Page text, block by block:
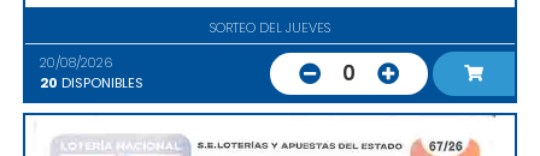
SORTEO DEL JUEVES
20/08/2026
20 DISPONIBLES 0